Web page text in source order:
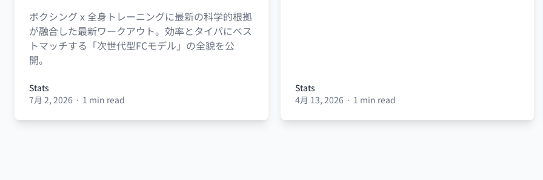
ボクシング x 全身トレーニングに最新の科学的根拠
が融合した最新ワークアウト。効率とタイパにベス
トマッチする「次世代型FCモデル」の全貌を公
開。
Stats
Stats
7月 2, 2026 · 1 min read Stats
Stats
4月 13, 2026 · 1 min read